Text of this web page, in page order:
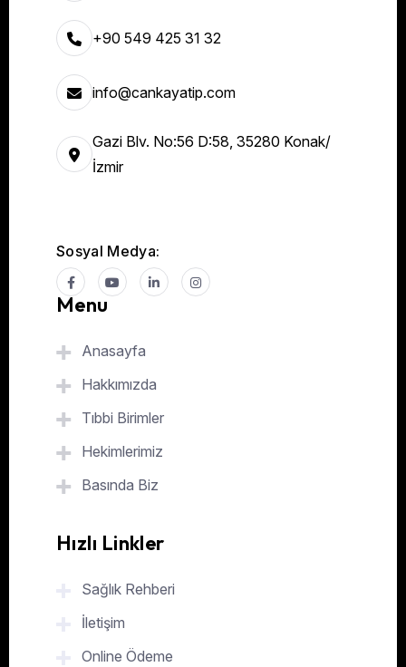
+90 549 425 31 32
info@cankayatip.com
Gazi Blv. No:56 D:58, 35280 Konak/
İzmir
Sosyal Medya:
Menu
Anasayfa
Hakkımızda
Tıbbi Birimler
Hekimlerimiz
Basında Biz
Hızlı Linkler
Sağlık Rehberi
İletişim
Online Ödeme